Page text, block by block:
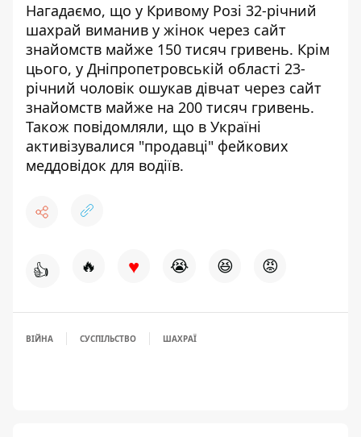
Нагадаємо, що у Кривому Розі 32-річний
шахрай виманив у жінок через сайт
знайомств майже 150 тисяч гривень. Крім
цього, у Дніпропетровській області 23-
річний чоловік ошукав дівчат через сайт
знайомств майже на 200 тисяч гривень.
Також повідомляли, що в Україні
активізувалися "продавці" фейкових
меддовідок для водіїв.
👍 🔥 ♥ 😭 😆 😡
ВІЙНА СУСПІЛЬСТВО ШАХРАЇ